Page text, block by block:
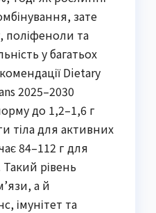
зате
поліфеноли та
у багатьох
Dietary
2025–2030
до 1,2–1,6 г
тіла для активних
84–112 г для
рівень
а й
імунітет та